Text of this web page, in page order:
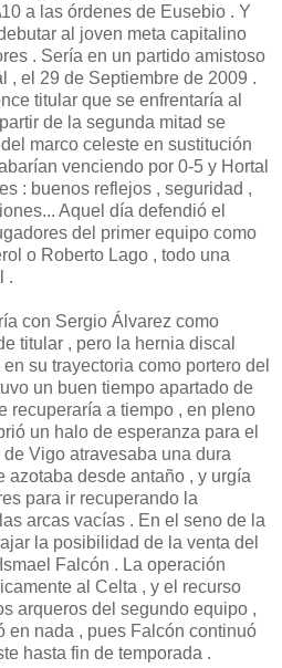
a las órdenes de Eusebio . Y
al joven meta capitalino
. Sería en un partido amistoso
, el 29 de Septiembre de 2009 .
titular que se enfrentaría al
de la segunda mitad se
marco celeste en sustitución
venciendo por 0-5 y Hortal
: buenos reflejos , seguridad ,
Aquel día defendió el
del primer equipo como
o Roberto Lago , todo una
.
con Sergio Álvarez como
titular , pero la hernia discal
su trayectoria como portero del
un buen tiempo apartado de
recuperaría a tiempo , en pleno
un halo de esperanza para el
Vigo atravesaba una dura
azotaba desde antaño , y urgía
para ir recuperando la
arcas vacías . En el seno de la
la posibilidad de la venta del
Falcón . La operación
al Celta , y el recurso
arqueros del segundo equipo ,
en nada , pues Falcón continuó
hasta fin de temporada .